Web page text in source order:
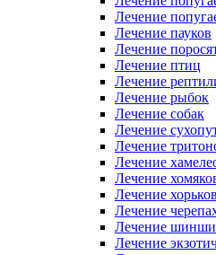
Лечение
Лечение пауков
Лечение
Лечение птиц
Лечение
Лечение рыбок
Лечение собак
Лечение
Лечение
Лечение
Лечение
Лечение хорьков
Лечение
Лечение
Лечение